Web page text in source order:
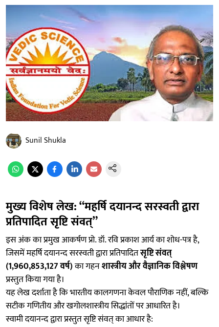
Sunil Shukla
मुख्य विशेष लेख: “महर्षि दयानन्द सरस्वती द्वारा
प्रतिपादित सृष्टि संवत्”
इस अंक का प्रमुख आकर्षण प्रो. डॉ. रवि प्रकाश आर्य का शोध-पत्र है,
जिसमें महर्षि दयानन्द सरस्वती द्वारा प्रतिपादितसृष्टि संवत्
(1,960,853,127 वर्ष)का गहनशास्त्रीय और वैज्ञानिक विश्लेषण
प्रस्तुत किया गया है।
यह लेख दर्शाता है कि भारतीय कालगणना केवल पौराणिक नहीं, बल्कि
सटीक गणितीय और खगोलशास्त्रीय सिद्धांतों पर आधारित है।
स्वामी दयानन्द द्वारा प्रस्तुत सृष्टि संवत् का आधार है: